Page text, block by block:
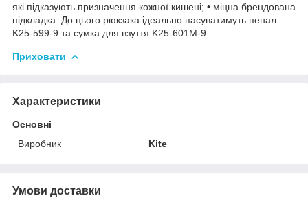
які підказують призначення кожної кишені; • міцна брендована
підкладка. До цього рюкзака ідеально пасуватимуть пенал
K25-599-9 та сумка для взуття K25-601M-9.
Приховати
Характеристики
Основні
Виробник
Kite
Умови доставки